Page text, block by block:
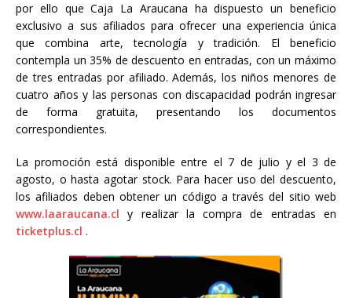
por ello que Caja La Araucana ha dispuesto un beneficio
exclusivo a sus afiliados para ofrecer una experiencia única
que combina arte, tecnología y tradición. El beneficio
contempla un 35% de descuento en entradas, con un máximo
de tres entradas por afiliado. Además, los niños menores de
cuatro años y las personas con discapacidad podrán ingresar
de forma gratuita, presentando los documentos
correspondientes.
La promoción está disponible entre el 7 de julio y el 3 de
agosto, o hasta agotar stock. Para hacer uso del descuento,
los afiliados deben obtener un código a través del sitio web
www.laaraucana.cl y realizar la compra de entradas en
ticketplus.cl .